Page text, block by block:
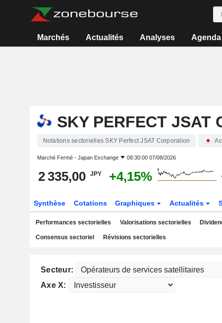
Marchés Actualités Analyses Agenda
SKY PERFECT JSAT
Notations sectorielles SKY Perfect JSAT Corporation
Marché Fermé - Japan Exchange 08:30:00 07/08/2026
2 335,00 JPY +4,15%
Synthèse Cotations Graphiques Actualités
Performances sectorielles Valorisations sectorielles
Consensus sectoriel Révisions sectorielles
Secteur:
Axe X: